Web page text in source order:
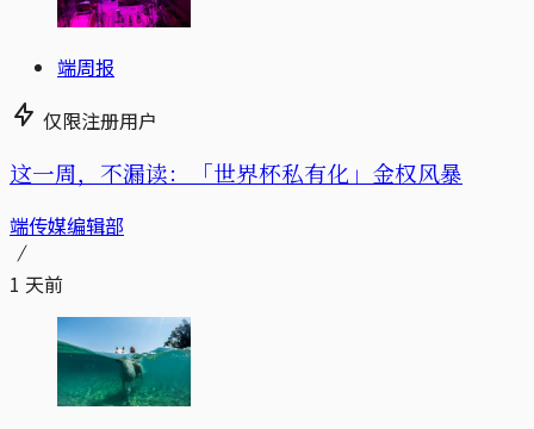
端周报
仅限注册用户
这一周，不漏读：「世界杯私有化」金权风暴
端传媒编辑部
1 天前